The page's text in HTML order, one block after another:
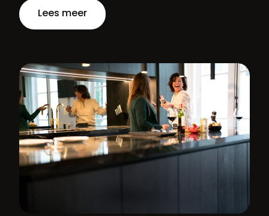
Lees meer